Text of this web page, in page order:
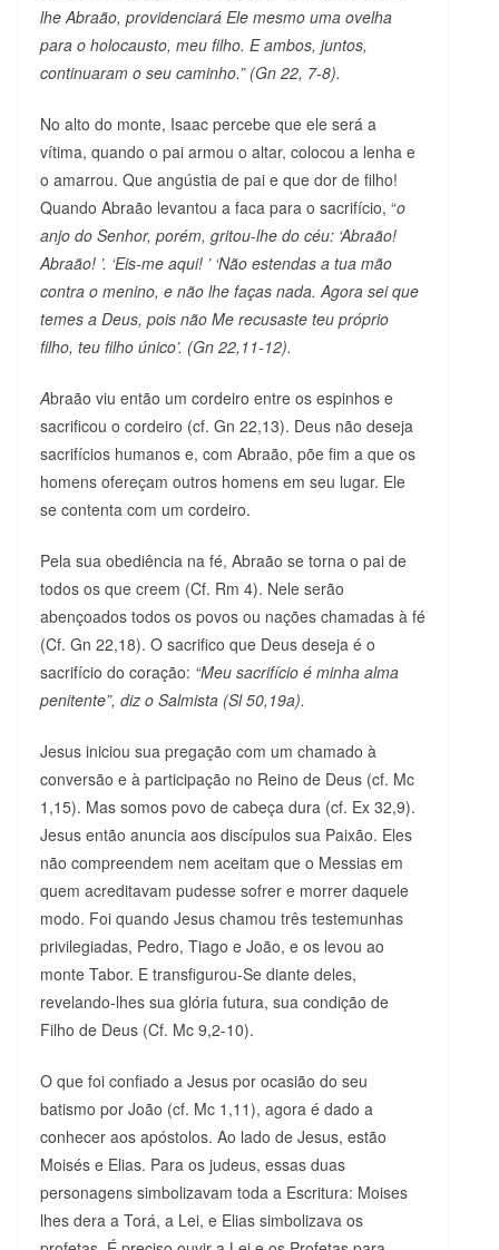
lhe Abraão, providenciará Ele mesmo uma ovelha
para o holocausto, meu filho. E ambos, juntos,
continua­ram o seu caminho.” (Gn 22, 7-8).
No alto do monte, Isaac percebe que ele será a
vítima, quando o pai armou o altar, colocou a lenha e
o amarrou. Que angústia de pai e que dor de filho!
Quando Abraão levantou a faca para o sacrifício, “o
anjo do Senhor, porém, gritou-lhe do céu: ‘Abraão!
Abraão! ’. ‘Eis-me aqui! ’ ‘Não estendas a tua mão
contra o menino, e não lhe faças nada. Agora sei que
temes a Deus, pois não Me recusaste teu próprio
filho, teu filho único’. (Gn 22,11-12).
Abraão viu então um cordeiro entre os espinhos e
sacrificou o cordeiro (cf. Gn 22,13). Deus não deseja
sacrifícios humanos e, com Abraão, põe fim a que os
homens ofereçam outros homens em seu lugar. Ele
se contenta com um cordeiro.
Pela sua obediência na fé, Abraão se torna o pai de
todos os que creem (Cf. Rm 4). Nele serão
abençoados todos os povos ou nações chamadas à fé
(Cf. Gn 22,18). O sacrifico que Deus deseja é o
sacrifício do coração: “Meu sacrifício é minha alma
penitente”, diz o Salmista (Sl 50,19a).
Jesus iniciou sua pregação com um chamado à
conversão e à participação no Reino de Deus (cf. Mc
1,15). Mas somos povo de cabeça dura (cf. Ex 32,9).
Jesus então anuncia aos discípulos sua Paixão. Eles
não compreendem nem aceitam que o Messias em
quem acreditavam pudesse sofrer e morrer daquele
modo. Foi quando Jesus chamou três testemunhas
privilegiadas, Pedro, Tiago e João, e os levou ao
monte Tabor. E transfigurou-Se diante deles,
revelando-lhes sua glória futura, sua condição de
Filho de Deus (Cf. Mc 9,2-10).
O que foi confiado a Jesus por ocasião do seu
batismo por João (cf. Mc 1,11), agora é dado a
conhecer aos apóstolos. Ao lado de Jesus, estão
Moisés e Elias. Para os judeus, essas duas
personagens simbolizavam toda a Escritura: Moises
lhes dera a Torá, a Lei, e Elias simbolizava os